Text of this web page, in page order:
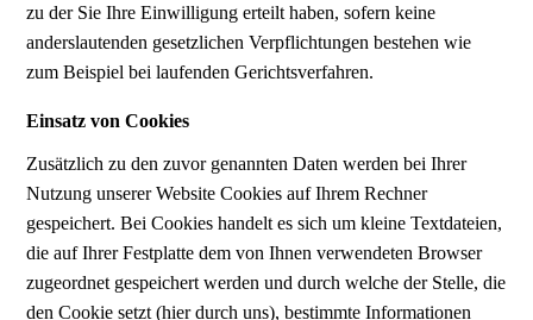
zu der Sie Ihre Einwilligung erteilt haben, sofern keine
anderslautenden gesetzlichen Verpflichtungen bestehen wie
zum Beispiel bei laufenden Gerichtsverfahren.
Einsatz von Cookies
Zusätzlich zu den zuvor genannten Daten werden bei Ihrer
Nutzung unserer Website Cookies auf Ihrem Rechner
gespeichert. Bei Cookies handelt es sich um kleine Textdateien,
die auf Ihrer Festplatte dem von Ihnen verwendeten Browser
zugeordnet gespeichert werden und durch welche der Stelle, die
den Cookie setzt (hier durch uns), bestimmte Informationen